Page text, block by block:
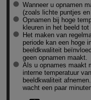
Wanneer u opnamen
(zoals lichte puntjes
Opnamen bij hoge
kleuren in het beeld tot
Het maken van
periode kan een hoge
beeldkwaliteit
geen opnamen maakt.
Als u opnames maakt
interne temperatuur
beeldkwaliteit
wacht een paar